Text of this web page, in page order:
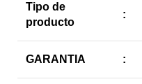
Tipo de
producto
:
GARANTIA :